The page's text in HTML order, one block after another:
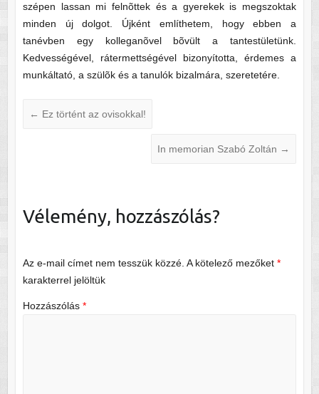
szépen lassan mi felnõttek és a gyerekek is megszoktak
minden új dolgot. Újként említhetem, hogy ebben a
tanévben egy kolleganõvel bõvült a tantestületünk.
Kedvességével, rátermettségével bizonyította, érdemes a
munkáltató, a szülõk és a tanulók bizalmára, szeretetére.
← Ez történt az ovisokkal!
In memorian Szabó Zoltán →
Vélemény, hozzászólás?
Az e-mail címet nem tesszük közzé. A kötelező mezőket *
karakterrel jelöltük
Hozzászólás *